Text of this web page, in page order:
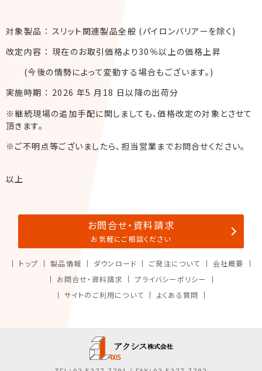
対象製品 ： スリット関連製品全般 (パイロンバリアーを除く)
改定内容 ： 現在のお取引価格より30％以上の価格上昇
(今後の情勢によって変動する場合もございます。)
実施時期 ： 2026 年5 月18 日以降の出荷分
※継続現場の追加手配に関しましても、価格改定の対象とさせて
頂きます。
※ご不明点等ございましたら、担当営業までお問合せください。
以上
お問合せ・資料請求
お気軽にご相談ください
トップ 製品情報 ダウンロード ご発注について
会社概要
お問合せ・資料請求
プライバシーポリシー
サイトのご利用について
よくある質問